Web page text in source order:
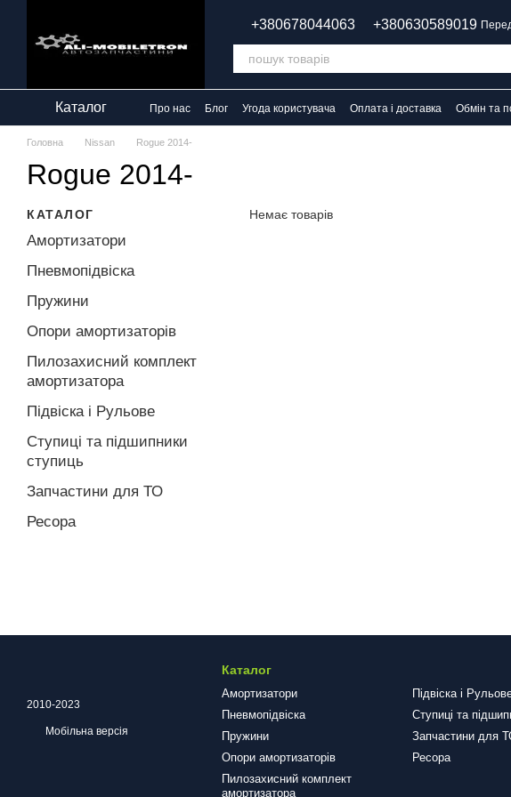
+380678044063 +380630589019
Каталог Про нас Блог Угода користувача Оплата і доставка Обмін та
Головна Nissan Rogue 2014-
Rogue 2014-
Немає товарів
КАТАЛОГ
Амортизатори
Пневмопідвіска
Пружини
Опори амортизаторів
Пилозахисний комплект
амортизатора
Підвіска і Рульове
Ступиці та підшипники
ступиць
Запчастини для ТО
Ресора
2010-2023
Мобільна версія
Каталог
Амортизатори
Пневмопідвіска
Пружини
Опори амортизаторів
Пилозахисний комплект
амортизатора
Підвіска і
Ступиці та
Запчастини для
Ресора